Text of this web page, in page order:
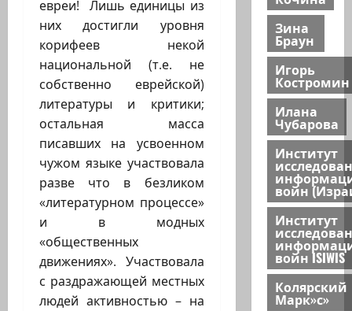
евреи! Лишь единицы из
них достигли уровня
корифеев некой
национальной (т.е. не
собственно еврейской)
литературы и критики;
остальная масса
писавших на усвоенном
чужом языке участвовала
разве что в безликом
«литературном процессе»
и в модных
«общественных
движениях». Участвовала
с раздражающей местных
людей активностью – на
Зина
Браун
Игорь
Костромин
Илана
Чубарова
Институт
войн
Институт
войн ISIWIS
Колярский
Марк»с»